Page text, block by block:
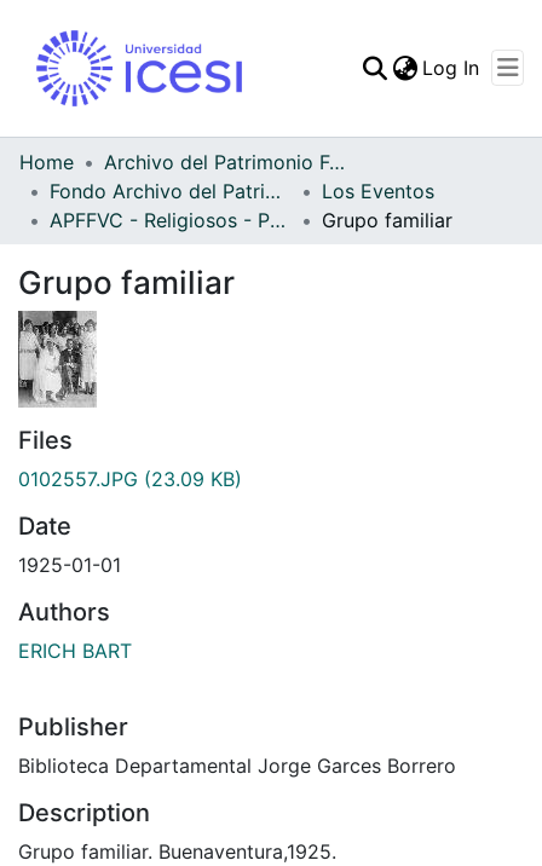
Statistics
Log In
Home
Archivo del Patrimonio Fotográfico y Fílmico del Valle del Cauca
Fondo Archivo del Patrimonio Fotográfico y Fílmico del Valle del Cauca
Los Eventos
APFFVC - Religiosos - Patrimonial
Grupo familiar
Grupo familiar
Files
0102557.JPG (23.09 KB)
Date
1925-01-01
Authors
ERICH BART
Publisher
Biblioteca Departamental Jorge Garces Borrero
Description
Grupo familiar. Buenaventura,1925.